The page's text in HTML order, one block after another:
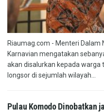
Riaumag.com - Menteri
Karnavian mengatakan
akan disalurkan kepada warga
longsor di sejumlah wilayah...
Pulau Komodo Dinobatkan